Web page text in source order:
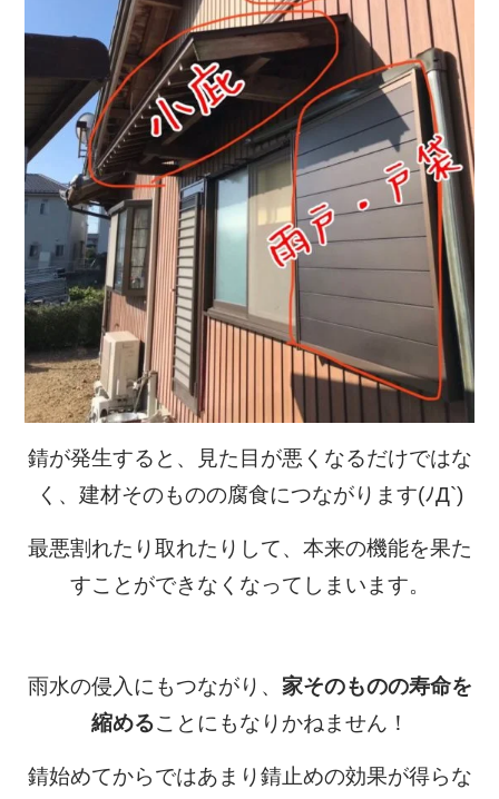
錆が発生すると、見た目が悪くなるだけではな
く、建材そのものの腐食につながります(ﾉД`)
最悪割れたり取れたりして、本来の機能を果た
すことができなくなってしまいます。
雨水の侵入にもつながり、 家そのものの寿命を
縮めることにもなりかねません！
錆始めてからではあまり錆止めの効果が得らな